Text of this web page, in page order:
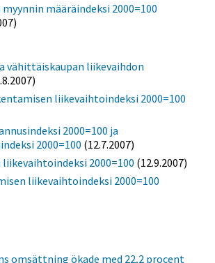
määräindeksi 2000=100
vähittäiskaupan liikevaihdon
liikevaihtoindeksi 2000=100
2000=100 ja
2000=100 (12.7.2007)
2000=100 (12.9.2007)
liikevaihtoindeksi 2000=100
omsättning ökade med 22,2 procent